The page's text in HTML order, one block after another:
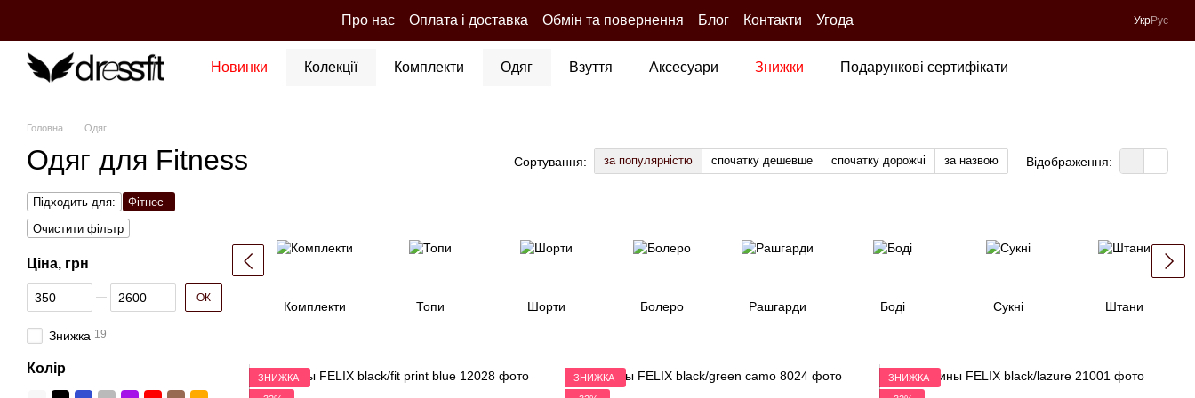
Про нас Оплата і доставка Обмін та повернення Блог Контакти Угода УкрРус
Новинки Колекції Комплекти Одяг Взуття Аксесуари Знижки Подарункові сертифікати
Головна Одяг
Одяг для Fitness Сортування: за популярністю спочатку дешевше спочатку дорожчі за назвою Відображення:
Кoмплекти Топи Шорти Болеро Рашгарди Боді Сукні Штани
ЗНИЖКА
ЗНИЖКА
ЗНИЖКА
Підходить для:
Фітнес
Очистити фільтр
Ціна, грн
Від Ціна, грн
До Ціна, грн ОК
Знижка 19
Колір